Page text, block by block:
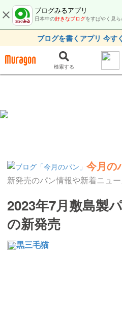
ブログみるアプリ
日本中の好きなブログをすばやく見
ブログを書くアプリ 今す
検索する
今月の
新発売のパン情報や新着ニュ
2023年7月敷島製
の新発売
黒三毛猫